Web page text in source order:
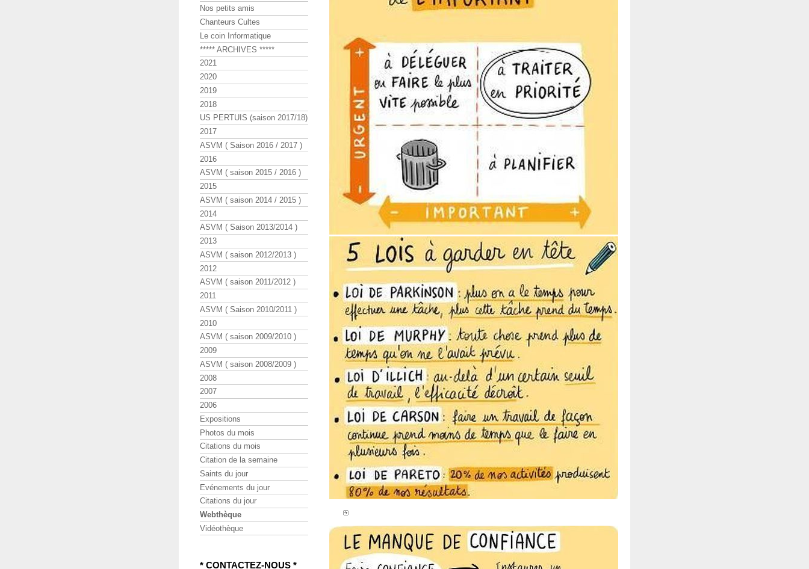
Nos petits amis
Chanteurs Cultes
Le coin Informatique
***** ARCHIVES *****
2021
2020
2019
2018
US PERTUIS (saison 2017/18)
2017
ASVM ( Saison 2016 / 2017 )
2016
ASVM ( saison 2015 / 2016 )
2015
ASVM ( saison 2014 / 2015 )
2014
ASVM ( Saison 2013/2014 )
2013
ASVM ( saison 2012/2013 )
2012
ASVM ( saison 2011/2012 )
2011
ASVM ( Saison 2010/2011 )
2010
ASVM ( saison 2009/2010 )
2009
ASVM ( saison 2008/2009 )
2008
2007
2006
Expositions
Photos du mois
Citations du mois
Citation de la semaine
Saints du jour
Evénements du jour
Citations du jour
Webthèque
Vidéothèque
* CONTACTEZ-NOUS *